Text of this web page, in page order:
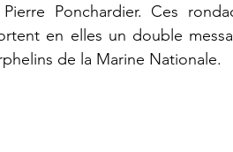
Ponchardier. Ces
en elles un double
de la Marine Nationale.